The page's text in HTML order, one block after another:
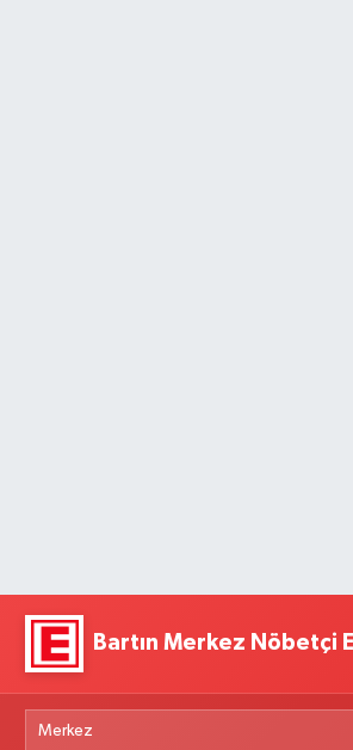
Bartın Merkez Nöbetçi